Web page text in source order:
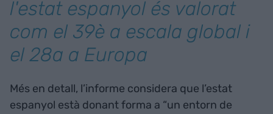
l'estat espanyol és valorat
com el 39è a escala global i
el 28a a Europa
Més en detall, l’informe considera que l’estat
espanyol està donant forma a “un entorn de